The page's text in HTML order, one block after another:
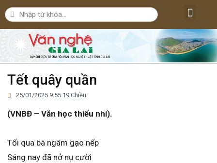
Tết quây quần
25/01/2025 9:55:19 Chiều
(VNBĐ – Văn học thiếu nhi).
Tối qua bà ngâm gạo nếp
Sáng nay đã nở nụ cười